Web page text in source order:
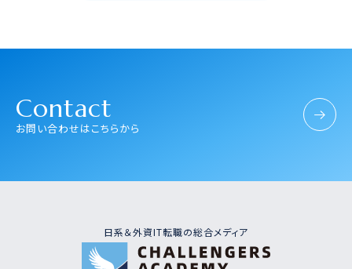
Contact
お問い合わせはこちらから
日系＆外資IT転職の総合メディア